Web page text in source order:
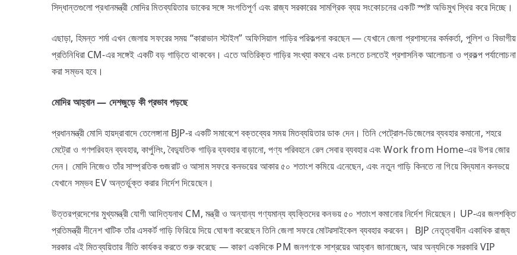
সিদ্ধান্তগুলো প্রধানমন্ত্রী মোদির মিতব্যয়িতার ডাকের সঙ্গে সংগতিপূর্ণ এবং রাজ্য সরকারের সামগ্রিক ব্যয় সংকোচনের একটি স্পষ্ট অভিমুখ স্থির করে দিচ্ছে।
এছাড়া, হিমন্ত শর্মা এখন জেলায় সফরের সময় “কারাভান স্টাইল” অফিসিয়াল গাড়ির পরিকল্পনা করছেন — যেখানে জেলা প্রশাসনের কর্মকর্তা, পুলিশ ও বিভাগীয়
প্রতিনিধিরা CM-এর সঙ্গেই একটি বড় গাড়িতে থাকবেন। এতে অতিরিক্ত গাড়ির সংখ্যা কমবে এবং চলতে চলতেই প্রশাসনিক আলোচনা ও প্রকল্প পর্যালোচনা
করা সম্ভব হবে।
মোদিরআহ্বান — দেশজুড়েকীপ্রভাবপড়ছে
প্রধানমন্ত্রী মোদি হায়দ্রাবাদে তেলেঙ্গানা BJP-র একটি সমাবেশে বক্তব্যের সময় মিতব্যয়িতার ডাক দেন। তিনি পেট্রোল-ডিজেলের ব্যবহার কমানো, শহরে
মেট্রো ও গণপরিবহন ব্যবহার, কার্পুলিং, বৈদ্যুতিক গাড়ির ব্যবহার বাড়ানো, পণ্য পরিবহনে রেল সেবার ব্যবহার এবং Work from Home-এর উপর জোর
দেন। মোদি নিজেও তাঁর সাম্প্রতিক গুজরাট ও আসাম সফরে কনভয়ের আকার ৫০ শতাংশ কমিয়ে এনেছেন, এবং নতুন গাড়ি কিনতে না গিয়ে বিদ্যমান কনভয়ে
যেখানে সম্ভব EV অন্তর্ভুক্ত করার নির্দেশ দিয়েছেন।
উত্তরপ্রদেশের মুখ্যমন্ত্রী যোগী আদিত্যনাথ CM, মন্ত্রী ও অন্যান্য গণ্যমান্য ব্যক্তিদের কনভয় ৫০ শতাংশ কমানোর নির্দেশ দিয়েছেন। UP-এর জলশক্তি
প্রতিমন্ত্রী দীনেশ খাটিক তাঁর এসকর্ট গাড়ি ফিরিয়ে দিয়ে ঘোষণা করেছেন তিনি জেলা সফরে মোটরসাইকেল ব্যবহার করবেন। BJP নেতৃত্বাধীন একাধিক রাজ্য
সরকার এই মিতব্যয়িতার নীতি কার্যকর করতে শুরু করেছে — কারণ একদিকে PM জনগণকে সাশ্রয়ের আহ্বান জানাচ্ছেন, আর অন্যদিকে সরকারি VIP